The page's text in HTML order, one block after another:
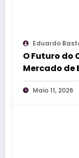
Eduardo
O Futuro do
Mercado de
Sommelieria
Maio 11, 2026